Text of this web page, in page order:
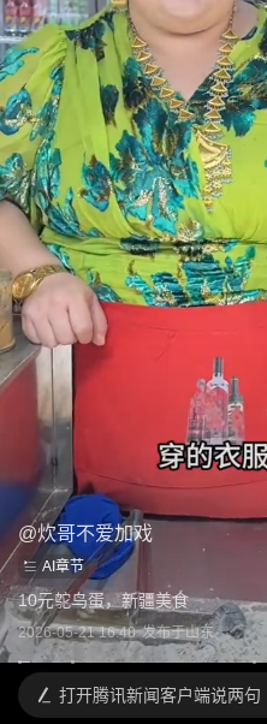
@炊哥不爱加戏
AI章节
10元鸵鸟蛋，新疆美食
2026-05-21 16:48 发布于山东
打开腾讯新闻客户端说两句